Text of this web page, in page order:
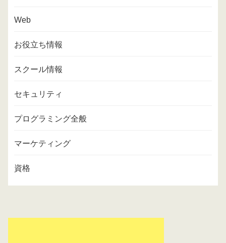
Web
お役立ち情報
スクール情報
セキュリティ
プログラミング全般
マーケティング
資格